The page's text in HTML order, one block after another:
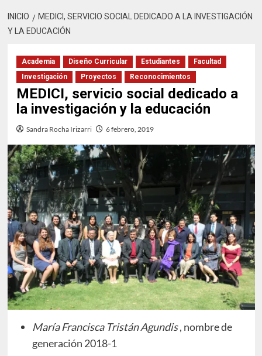
INICIO
MEDICI, SERVICIO SOCIAL DEDICADO A LA INVESTIGACIÓN
Y LA EDUCACIÓN
Academia Diseño Curricular Estudiantes
Facultad
Investigación
Proyectos Reconocimientos
MEDICI, servicio social dedicado a
la investigación y la educación
Sandra Rocha Irizarri 6 febrero, 2019
María Francisca Tristán Agundis, nombre de
generación 2018-1